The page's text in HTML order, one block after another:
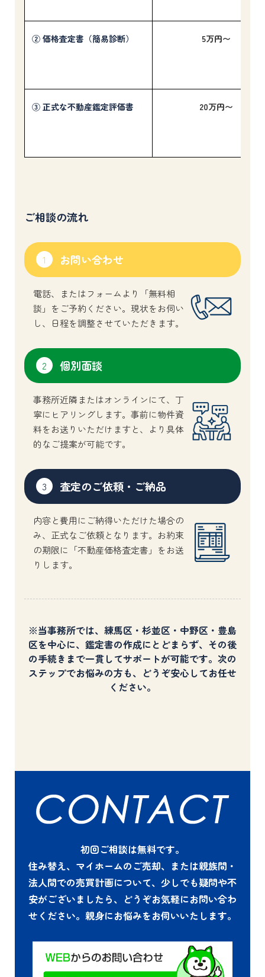
② 価格査定書（簡易診断） 5万円〜
③ 正式な不動産鑑定評価書 20万円〜
ご相談の流れ
1 お問い合わせ
電話、またはフォームより「無料相
談」をご予約ください。現状をお伺い
し、日程を調整させていただきます。
2 個別面談
事務所近隣またはオンラインにて、丁
寧にヒアリングします。事前に物件資
料をお送りいただけますと、より具体
的なご提案が可能です。
3 査定のご依頼・ご納品
内容と費用にご納得いただけた場合の
み、正式なご依頼となります。お約束
の期限に「不動産価格査定書」をお送
りします。
※当事務所では、練馬区・杉並区・中野区・豊島
区を中心に、鑑定書の作成にとどまらず、その後
の手続きまで一貫してサポートが可能です。次の
ステップでお悩みの方も、どうぞ安心してお任せ
ください。
初回ご相談は無料です。
住み替え、マイホームのご売却、または親族間・
法人間での売買計画について、少しでも疑問や不
安がございましたら、どうぞお気軽にお問い合わ
せください。親身にお悩みをお伺いいたします。